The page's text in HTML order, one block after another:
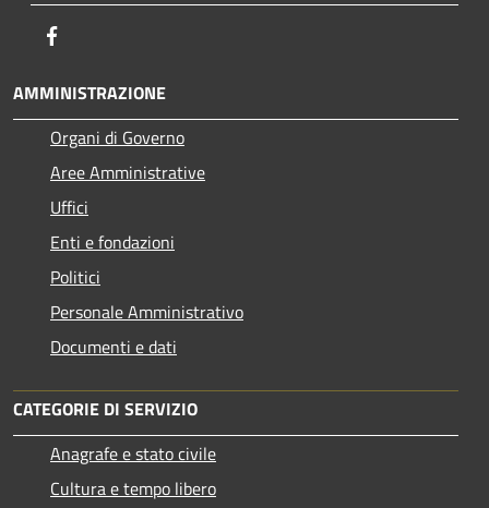
AMMINISTRAZIONE
Organi di Governo
Aree Amministrative
Uffici
Enti e fondazioni
Politici
Personale Amministrativo
Documenti e dati
CATEGORIE DI SERVIZIO
Anagrafe e stato civile
Cultura e tempo libero